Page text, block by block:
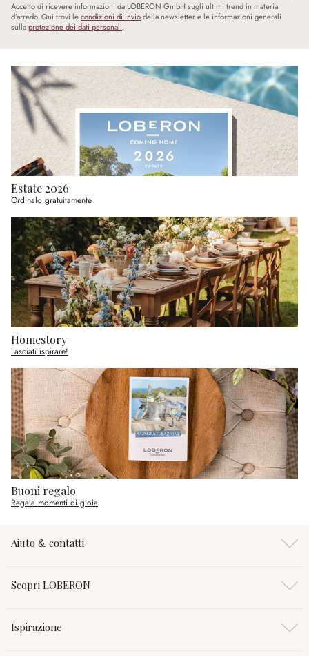
Accetto di ricevere informazioni da LOBERON GmbH sugli ultimi trend in materia
d’arredo. Qui trovi lecondizioni di inviodella newsletter e le informazioni generali
sullaprotezione dei dati personali.
Estate 2026
Ordinalo gratuitamente
Homestory
Lasciati ispirare!
Buoni regalo
Regala momenti di gioia
Aiuto & contatti
Scopri LOBERON
Ispirazione